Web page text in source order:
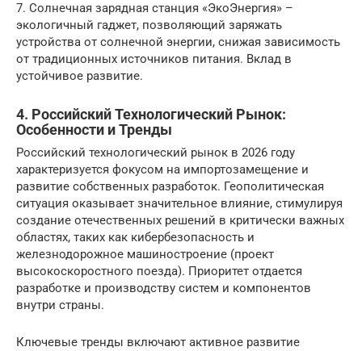
7. Солнечная зарядная станция «ЭкоЭнергия» –
экологичный гаджет, позволяющий заряжать
устройства от солнечной энергии, снижая зависимость
от традиционных источников питания. Вклад в
устойчивое развитие.
4. Российский Технологический Рынок:
Особенности и Тренды
Российский технологический рынок в 2026 году
характеризуется фокусом на импортозамещение и
развитие собственных разработок. Геополитическая
ситуация оказывает значительное влияние, стимулируя
создание отечественных решений в критически важных
областях, таких как кибербезопасность и
железнодорожное машиностроение (проект
высокоскоростного поезда). Приоритет отдается
разработке и производству систем и компонентов
внутри страны.
Ключевые тренды включают активное развитие